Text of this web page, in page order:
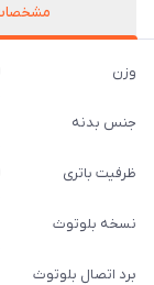
وزن
جنس بدنه
ظرفیت باتری
نسخه بلوتوث
برد اتصال بلوتوث